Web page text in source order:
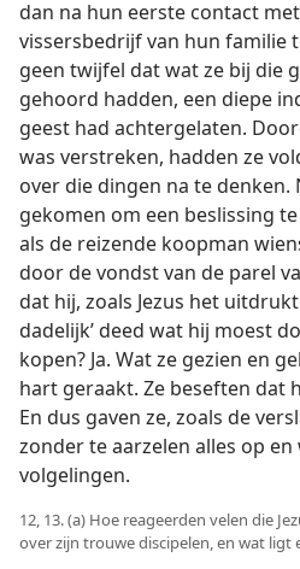
dan na hun eerste contact
vissersbedrijf van hun familie
geen twijfel dat wat ze bij die
gehoord hadden, een diepe
geest had achtergelaten.
was verstreken, hadden ze
over die dingen na te
gekomen om een beslissing
als de reizende koopman
door de vondst van de parel
dat hij, zoals Jezus het
dadelijk’ deed wat hij moest
kopen? Ja. Wat ze gezien en
hart geraakt. Ze beseften dat
En dus gaven ze, zoals de
zonder te aarzelen alles op en
volgelingen.
12, 13. (a) Hoe reageerden velen die
over zijn trouwe discipelen, en wat